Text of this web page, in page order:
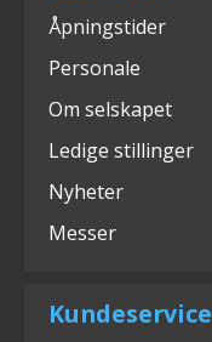
Åpningstider
Personale
Om selskapet
Ledige stillinger
Nyheter
Messer
Kundeservice